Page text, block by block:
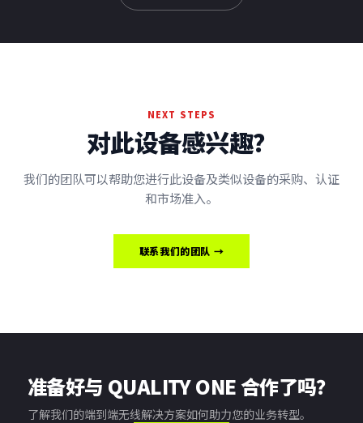
NEXT STEPS
对此设备感兴趣？
我们的团队可以帮助您进行此设备及类似设备的采购、认证
和市场准入。
联系我们的团队 →
准备好与 QUALITY ONE 合作了吗？
了解我们的端到端无线解决方案如何助力您的业务转型。